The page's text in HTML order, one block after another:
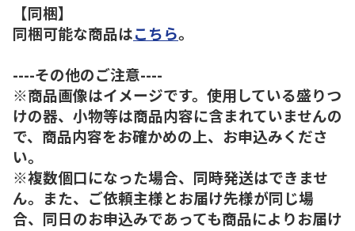
【同梱】
同梱可能な商品はこちら。
----その他のご注意----
※商品画像はイメージです。使用している盛りつ
けの器、小物等は商品内容に含まれていませんの
で、商品内容をお確かめの上、お申込みくださ
い。
※複数個口になった場合、同時発送はできませ
ん。また、ご依頼主様とお届け先様が同じ場
合、同日のお申込みであっても商品によりお届け